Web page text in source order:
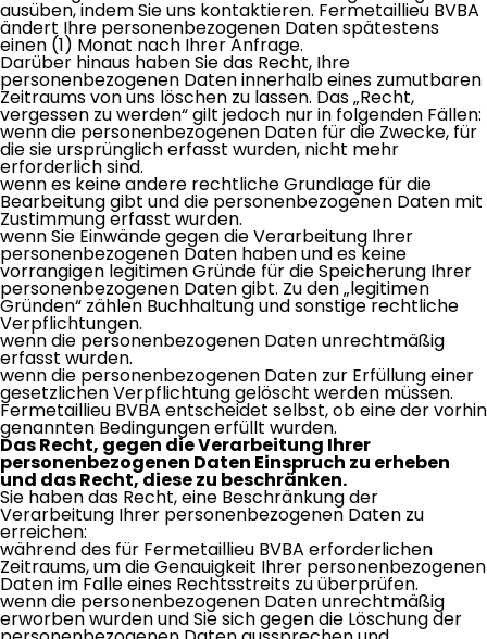
ausüben, indem Sie uns kontaktieren. Fermetaillieu BVBA
ändert Ihre personenbezogenen Daten spätestens
einen (1) Monat nach Ihrer Anfrage.
Darüber hinaus haben Sie das Recht, Ihre
personenbezogenen Daten innerhalb eines zumutbaren
Zeitraums von uns löschen zu lassen. Das „Recht,
vergessen zu werden“ gilt jedoch nur in folgenden Fällen:
wenn die personenbezogenen Daten für die Zwecke, für
die sie ursprünglich erfasst wurden, nicht mehr
erforderlich sind.
wenn es keine andere rechtliche Grundlage für die
Bearbeitung gibt und die personenbezogenen Daten mit
Zustimmung erfasst wurden.
wenn Sie Einwände gegen die Verarbeitung Ihrer
personenbezogenen Daten haben und es keine
vorrangigen legitimen Gründe für die Speicherung Ihrer
personenbezogenen Daten gibt. Zu den „legitimen
Gründen“ zählen Buchhaltung und sonstige rechtliche
Verpflichtungen.
wenn die personenbezogenen Daten unrechtmäßig
erfasst wurden.
wenn die personenbezogenen Daten zur Erfüllung einer
gesetzlichen Verpflichtung gelöscht werden müssen.
Fermetaillieu BVBA entscheidet selbst, ob eine der vorhin
genannten Bedingungen erfüllt wurden.
Das Recht, gegen die Verarbeitung Ihrer
personenbezogenen Daten Einspruch zu erheben
und das Recht, diese zu beschränken.
Sie haben das Recht, eine Beschränkung der
Verarbeitung Ihrer personenbezogenen Daten zu
erreichen:
während des für Fermetaillieu BVBA erforderlichen
Zeitraums, um die Genauigkeit Ihrer personenbezogenen
Daten im Falle eines Rechtsstreits zu überprüfen.
wenn die personenbezogenen Daten unrechtmäßig
erworben wurden und Sie sich gegen die Löschung der